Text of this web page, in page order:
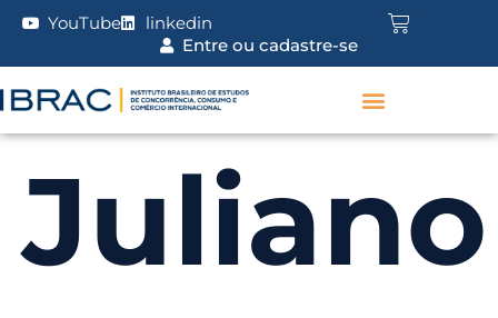
YouTube
linkedin
Entre ou cadastre-se
Juliano